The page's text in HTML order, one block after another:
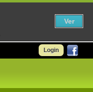
Login
Ver